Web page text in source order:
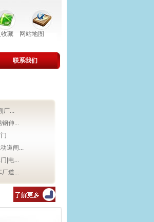
收藏 网站地图
联系我们
|厂...
钢伸...
道闸...
|电...
厂道...